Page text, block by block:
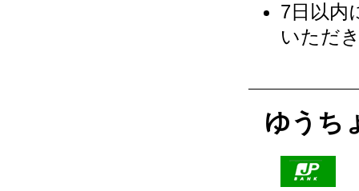
7日以内
いただ
ゆうち